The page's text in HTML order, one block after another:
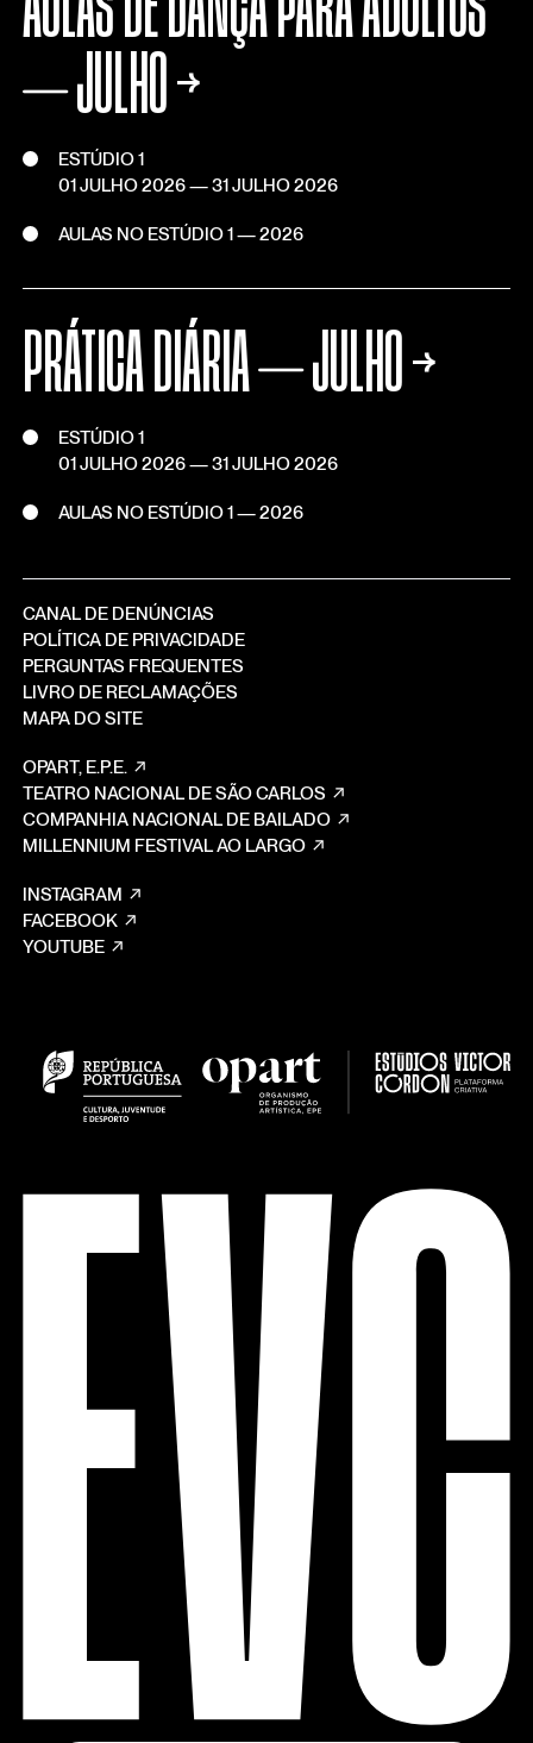
ESTÚDIO 1
01 JULHO 2026—31 JULHO 2026
AULAS NO ESTÚDIO 1 — 2026
⏤ JULHO →
ESTÚDIO 1
01 JULHO 2026—31 JULHO 2026
AULAS NO ESTÚDIO 1 — 2026
PRÁTICA DIÁRIA ⏤ JULHO →
CANAL DE DENÚNCIAS
POLÍTICA DE PRIVACIDADE
PERGUNTAS FREQUENTES
LIVRO DE RECLAMAÇÕES
MAPA DO SITE
OPART, E.P.E.
TEATRO NACIONAL DE SÃO CARLOS
COMPANHIA NACIONAL DE BAILADO
MILLENNIUM FESTIVAL AO LARGO
INSTAGRAM
FACEBOOK
YOUTUBE